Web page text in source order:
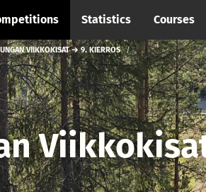
Statistics Courses
VIIKKOKISAT → 9. KIERROS